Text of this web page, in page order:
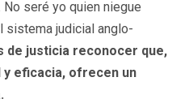
seré yo quien niegue
sistema judicial anglo-
de justicia reconocer que,
y eficacia, ofrecen un